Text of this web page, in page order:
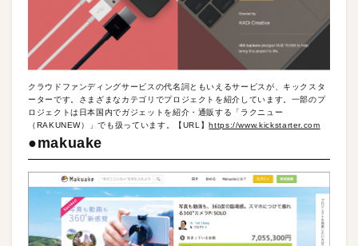
クラウドファンディングサービスの代名詞ともいえるサービスが、キックスタ
ーターです。さまざまなカテゴリでプロジェクトを紹介しています。一部のプ
ロジェクトは日本国内でガジェットを紹介・通販する「ラクニュー
（RAKUNEW）」でも扱っています。【URL】https://www.kickstarter.com
●makuake